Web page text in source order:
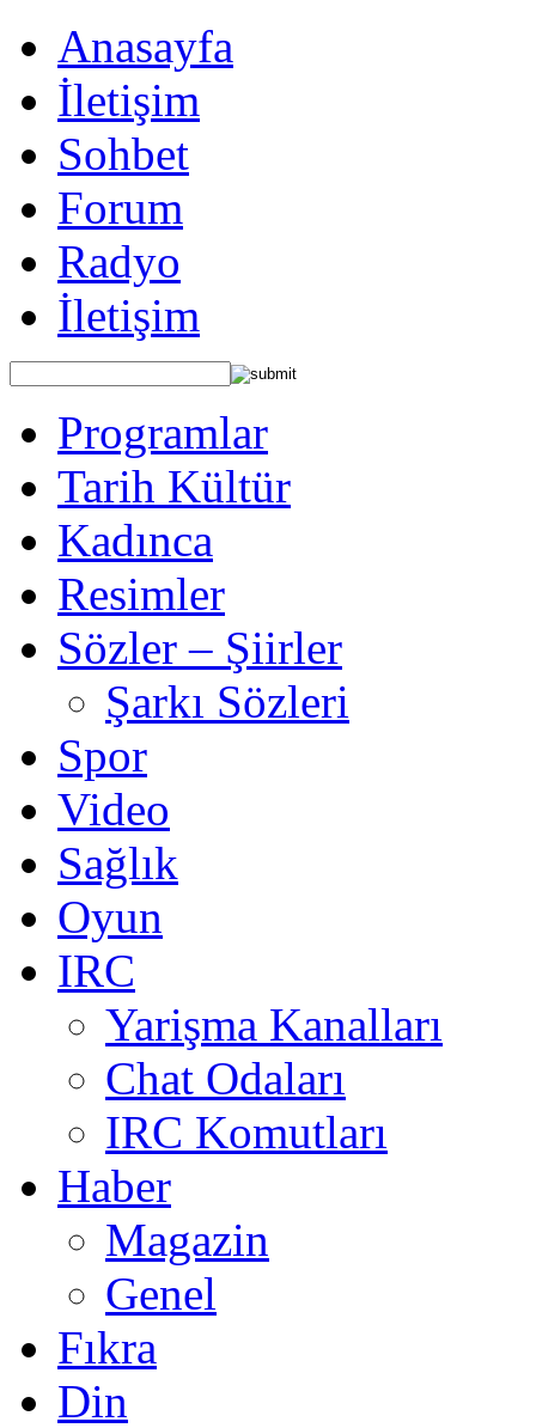
Anasayfa
İletişim
Sohbet
Forum
Radyo
İletişim
Programlar
Tarih Kültür
Kadınca
Resimler
Sözler – Şiirler
Şarkı Sözleri
Spor
Video
Sağlık
Oyun
IRC
Yarişma Kanalları
Chat Odaları
IRC Komutları
Haber
Magazin
Genel
Fıkra
Din